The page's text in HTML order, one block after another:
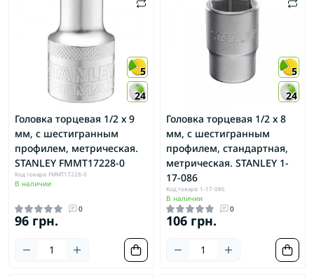
5
24
Головка торцевая 1/2 х 9
мм, с шестигранным
профилем, метрическая.
STANLEY FMMT17228-0
Код товара: FMMT17228-0
В наличии
0
96 грн.
5
24
Головка торцевая 1/2 х 8
мм, с шестигранным
профилем, стандартная,
метрическая. STANLEY 1-
17-086
Код товара: 1-17-086
В наличии
0
106 грн.